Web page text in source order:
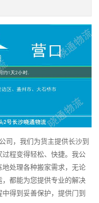
，我们为货主提供长沙到
程变得轻松、快捷。我公
处理各种搬家需求，无论
都能为您提供专业的解决
得到妥善保护，提供门到